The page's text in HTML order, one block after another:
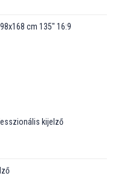
Ft.
cm 135" 16:9
Ft.
kijelző